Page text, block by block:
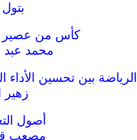
كأس من عصير
محمد عبد
بين تحسين الأداء
زهير
أصول
مصعب